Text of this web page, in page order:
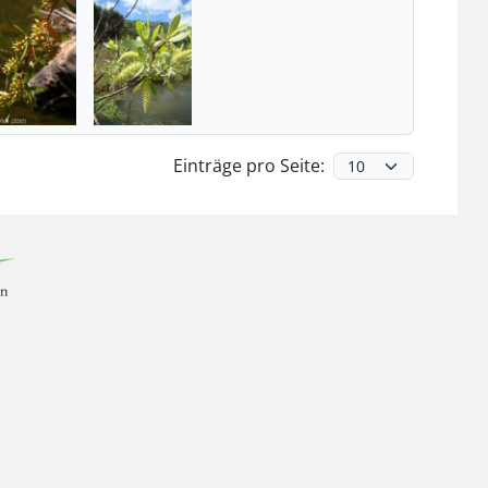
Einträge pro Seite: